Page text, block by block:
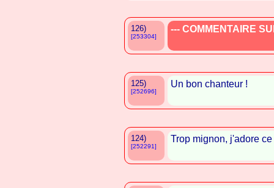
126)
[253304]
--- COMMENTAIRE
125)
[252696]
Un bon chanteur !
124)
[252291]
Trop mignon, j'adore ce